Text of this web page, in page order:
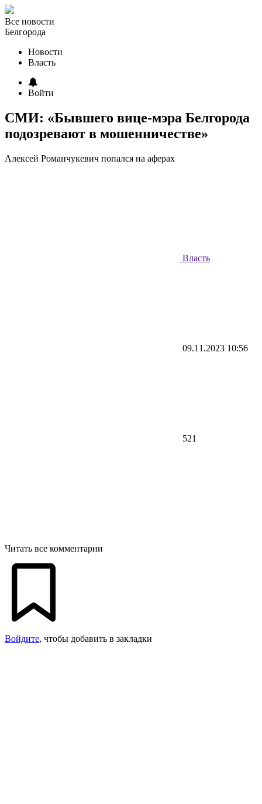
Все новости
Белгорода
Новости
Власть
Войти
СМИ: «Бывшего вице-мэра Белгорода
подозревают в мошенничестве»
Алексей Романчукевич попался на аферах
Власть
09.11.2023 10:56
521
Читать все комментарии
Войдите, чтобы добавить в закладки